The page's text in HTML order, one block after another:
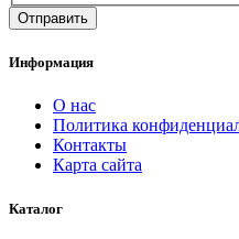
Информация
О нас
Политика
Контакты
Карта сайта
Каталог